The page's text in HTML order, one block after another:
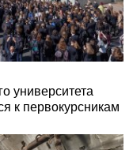
университета
к первокурсникам